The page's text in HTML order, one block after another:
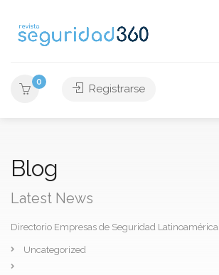
0
Registrarse
Blog
Latest News
Directorio Empresas de Seguridad Latinoamérica
Uncategorized